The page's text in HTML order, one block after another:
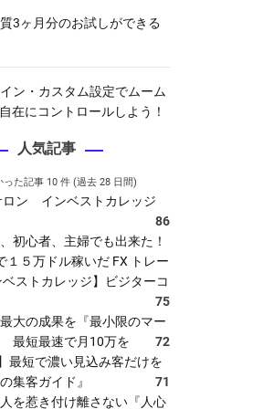
3ヶ月分のお試しができる
ン・カスタム設定でムーム
在にコントロールしよう！
人気記事
た記事 10 件 (過去 28 日間)
ロン インベストカレッジ
86
初心者、主婦でも出来た！
１５万ドル稼いだ FX トレー
ベストカレッジ】ビジターコ
75
大の成果を『最小限のマー
最短最速で月10万を
72
最短で濃い見込み客だけを
集客ガイド』
71
を惹き付け離さない『人心